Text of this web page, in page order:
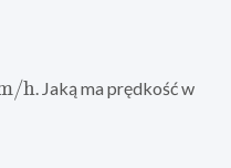
h
. Jaką ma prędkość w